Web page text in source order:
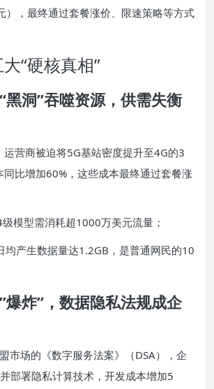
），最终通过套餐涨价、限速策略等方式
“硬核真相”
黑洞”吞噬资源，供需失衡
运营商被迫将5G基站密度提升至4G的3
比增加60%，这些成本最终通过套餐涨
模型需消耗超1000万美元流量；
产生数据量达1.2GB，是普通网民的10
爆炸”，数据隐私法规成企
市场的《数字服务法案》（DSA），企
部署隐私计算技术，开发成本增加5